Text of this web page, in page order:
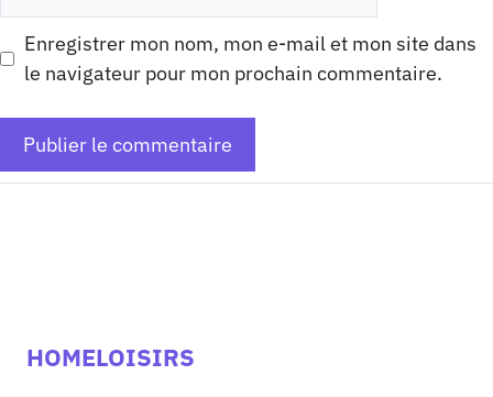
Enregistrer mon nom, mon e-mail et mon site dans
le navigateur pour mon prochain commentaire.
HOMELOISIRS